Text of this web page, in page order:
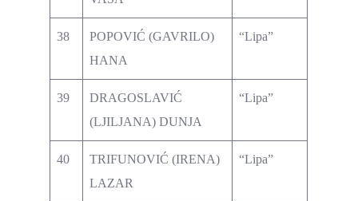
38
POPOVIĆ (GAVRILO)
HANA
“Lipa”
39
DRAGOSLAVIĆ
(LJILJANA) DUNJA
“Lipa”
40
TRIFUNOVIĆ (IRENA)
LAZAR
“Lipa”